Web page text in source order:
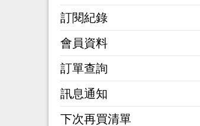
訂閱紀錄
會員資料
訂單查詢
訊息通知
下次再買清單